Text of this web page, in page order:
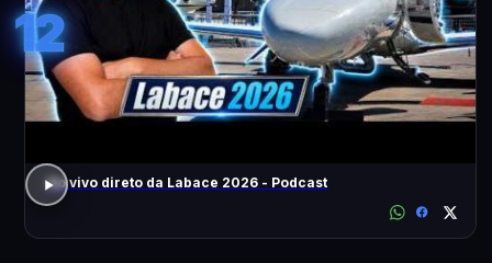
12
Ao vivo direto da Labace 2026 - Podcast